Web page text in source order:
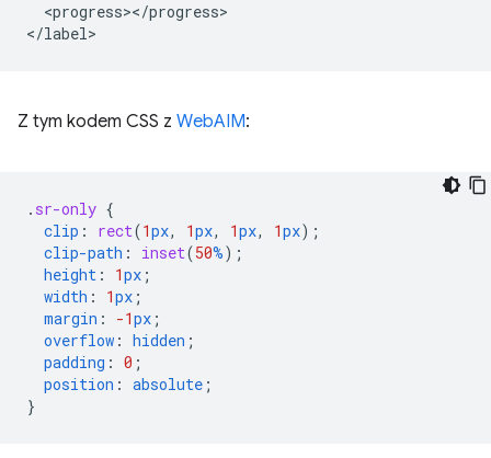
  <progress></progress>
Z tym kodem CSS z WebAIM:
. sr-only {
clip : rect(1px, 1px, 1px, 1px);
clip-path : inset(50%);
height : 1px ;
width : 1px ;
margin : -1px ;
overflow : hidden ;
padding : 0 ;
position : absolute ;
}